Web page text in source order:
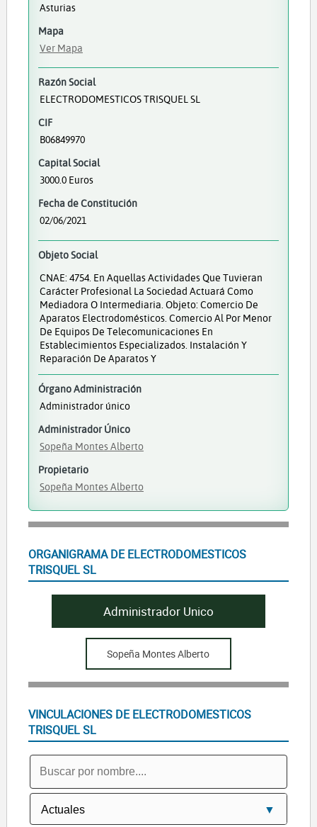
Asturias
Mapa
Ver Mapa
Razón Social
ELECTRODOMESTICOS TRISQUEL SL
CIF
B06849970
Capital Social
3000.0 Euros
Fecha de Constitución
02/06/2021
Objeto Social
CNAE: 4754. En Aquellas Actividades Que Tuvieran
Carácter Profesional La Sociedad Actuará Como
Mediadora O Intermediaria. Objeto: Comercio De
Aparatos Electrodomésticos. Comercio Al Por Menor
De Equipos De Telecomunicaciones En
Establecimientos Especializados. Instalación Y
Reparación De Aparatos Y
Órgano Administración
Administrador único
Administrador Único
Sopeña Montes Alberto
Propietario
Sopeña Montes Alberto
ORGANIGRAMA DE ELECTRODOMESTICOS
TRISQUEL SL
Administrador Unico
Sopeña Montes Alberto
VINCULACIONES DE ELECTRODOMESTICOS
TRISQUEL SL